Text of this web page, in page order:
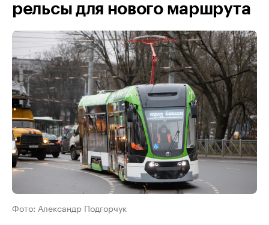
рельсы для нового маршрута
Фото: Александр Подгорчук